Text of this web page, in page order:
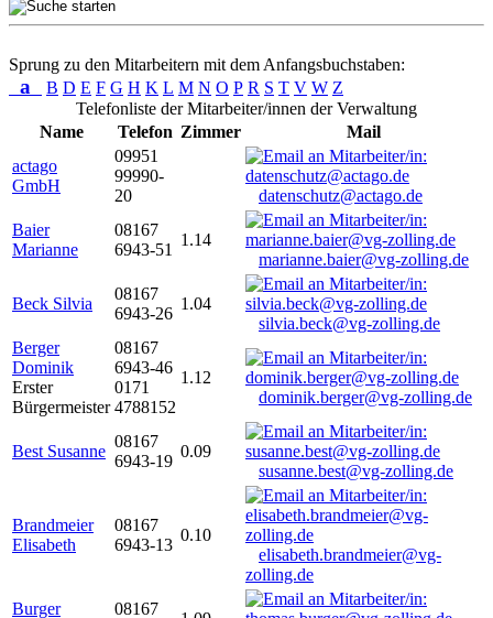
Sprung zu den Mitarbeitern mit dem Anfangsbuchstaben:
a B D E F G H K L M N O P R S T V W Z
Telefonliste der Mitarbeiter/innen der Verwaltung
Name
Telefon Zimmer
Mail
actago
GmbH
09951
99990-
20
datenschutz@actago.de
Baier
Marianne
08167
6943-51
1.14
marianne.baier@vg-zolling.de
Beck Silvia
08167
6943-26
1.04
silvia.beck@vg-zolling.de
Berger
Dominik
Erster
Bürgermeister
08167
6943-46
0171
4788152
1.12
dominik.berger@vg-zolling.de
Best Susanne
08167
6943-19
0.09
susanne.best@vg-zolling.de
Brandmeier
Elisabeth
08167
6943-13
0.10
elisabeth.brandmeier@vg-
zolling.de
Burger
08167